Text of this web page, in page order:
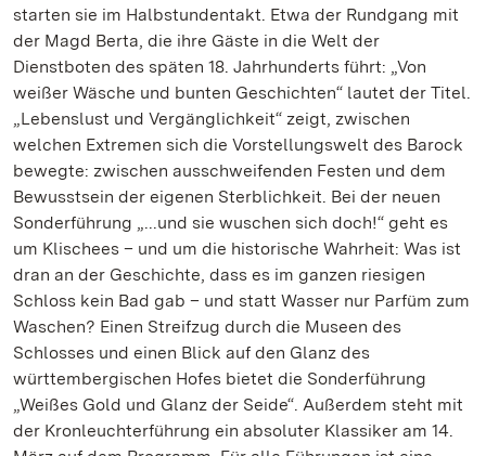
starten sie im Halbstundentakt. Etwa der Rundgang mit
der Magd Berta, die ihre Gäste in die Welt der
Dienstboten des späten 18. Jahrhunderts führt: „Von
weißer Wäsche und bunten Geschichten“ lautet der Titel.
„Lebenslust und Vergänglichkeit“ zeigt, zwischen
welchen Extremen sich die Vorstellungswelt des Barock
bewegte: zwischen ausschweifenden Festen und dem
Bewusstsein der eigenen Sterblichkeit. Bei der neuen
Sonderführung „...und sie wuschen sich doch!“ geht es
um Klischees – und um die historische Wahrheit: Was ist
dran an der Geschichte, dass es im ganzen riesigen
Schloss kein Bad gab – und statt Wasser nur Parfüm zum
Waschen? Einen Streifzug durch die Museen des
Schlosses und einen Blick auf den Glanz des
württembergischen Hofes bietet die Sonderführung
„Weißes Gold und Glanz der Seide“. Außerdem steht mit
der Kronleuchterführung ein absoluter Klassiker am 14.